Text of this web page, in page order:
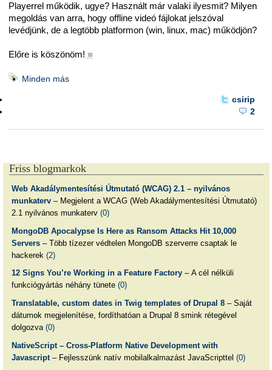
Playerrel működik, ugye? Használt már valaki ilyesmit? Milyen
megoldás van arra, hogy offline videó fájlokat jelszóval
levédjünk, de a legtöbb platformon (win, linux, mac) működjön?
Előre is köszönöm! ■
Minden más
csirip
2
Friss blogmarkok
Web Akadálymentesítési Útmutató (WCAG) 2.1 – nyilvános
munkaterv– Megjelent a WCAG (Web Akadálymentesítési Útmutató)
2.1 nyilvános munkaterv (0)
MongoDB Apocalypse Is Here as Ransom Attacks Hit 10,000
Servers– Több tízezer védtelen MongoDB szerverre csaptak le
hackerek (2)
12 Signs You’re Working in a Feature Factory– A cél nélküli
funkciógyártás néhány tünete (0)
Translatable, custom dates in Twig templates of Drupal 8– Saját
dátumok megjelenítése, fordíthatóan a Drupal 8 smink rétegével
dolgozva (0)
NativeScript – Cross-Platform Native Development with
Javascript– Fejlesszünk natív mobilalkalmazást JavaScripttel (0)